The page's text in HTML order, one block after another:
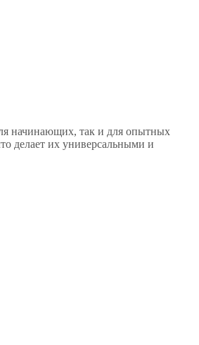
начинающих, так и для опытных
делает их универсальными и